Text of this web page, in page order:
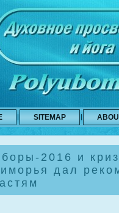
SITEMAP
2016 и
дал